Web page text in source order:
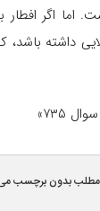
اما اگر
داشته باشد،
۷۳۵»
بدون برچسب